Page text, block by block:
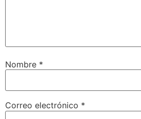
Nombre *
Correo electrónico *